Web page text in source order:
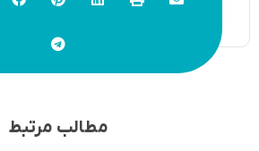
مطالب مرتبط